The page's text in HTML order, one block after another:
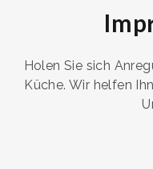
Holen Sie sich
Küche. Wir helfen